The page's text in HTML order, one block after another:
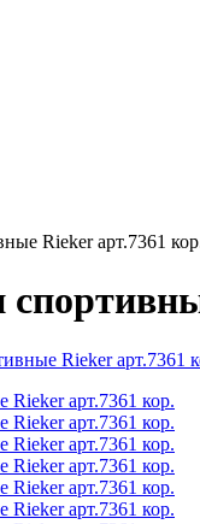
Rieker арт.7361